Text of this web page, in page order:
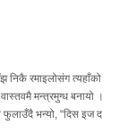
निकै रमाइलोसंग त्यहाँको
मन्त्रमुग्ध बनायो ।
फुलाउँदै भन्यो, “दिस इज द